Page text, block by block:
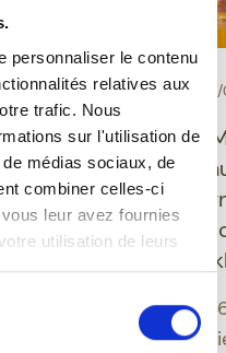
personnaliser le contenu
relatives aux
trafic. Nous
sur l'utilisation de
médias sociaux, de
combiner celles-ci
leur avez fournies
utilisation de leurs
EVENEMENT-
Ducasse de
Feuillien
nieuwe
geïnspireerd
Montoise
Een editie
band tussen